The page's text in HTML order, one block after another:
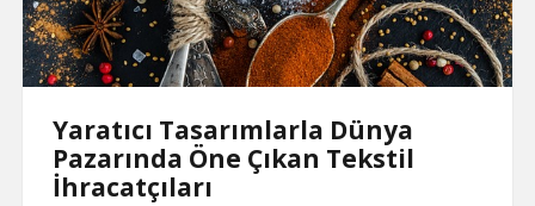
Yaratıcı Tasarımlarla Dünya
Pazarında Öne Çıkan Tekstil
İhracatçıları